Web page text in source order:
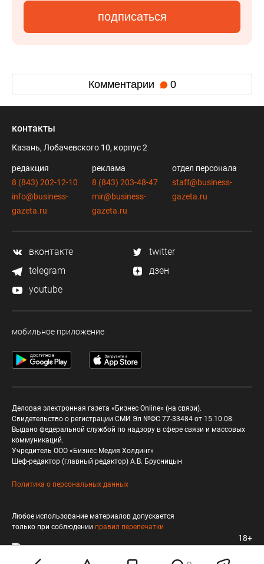
подписаться
Комментарии 0
контакты
Казань, Лобачевского 10, корпус 2
редакция
8 (843) 202-12-10
info@business-
gazeta.ru
реклама
8 (843) 203-48-47
mir@business-
gazeta.ru
отдел персонала
staff@business-
gazeta.ru
вконтакте
twitter
telegram
дзен
youtube
мобильное приложение
Деловая электронная газета «Бизнес Online» (на связи).
Свидетельство о регистрации СМИ Эл №ФС 77-33484 от 15.10.08.
Выдано федеральной службой по надзору в сфере связи и массовых
коммуникаций.
Учредитель ООО «Бизнес Медия Холдинг»
Шеф-редактор (главный редактор) А.В. Брусницын
Политика о персональных данных
Любое использование материалов допускается
только при соблюдении правил перепечатки
18+